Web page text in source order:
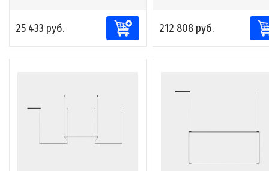
25 433 руб. 212 808 руб.